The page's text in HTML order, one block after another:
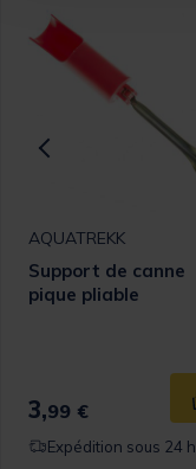
panier
AQUATREKK
Support de canne
pique pliable
3,99 €
Expédition sous 24 h